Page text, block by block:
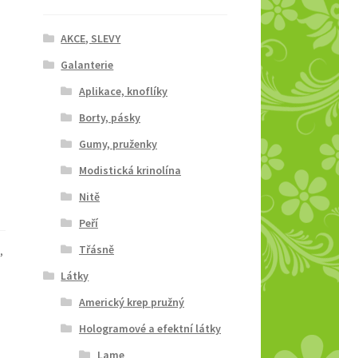
,
AKCE, SLEVY
Galanterie
Aplikace, knoflíky
Borty, pásky
Gumy, pruženky
Modistická krinolína
Nitě
Peří
Třásně
Látky
Americký krep pružný
Hologramové a efektní látky
Lame